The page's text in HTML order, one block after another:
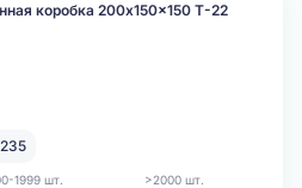
коробка 200x150x150 Т-22
1999 шт.
>2000 шт.